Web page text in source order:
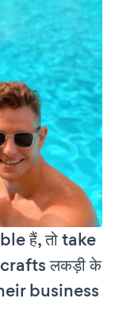
हैं, तो take
crafts लकड़ी के
business